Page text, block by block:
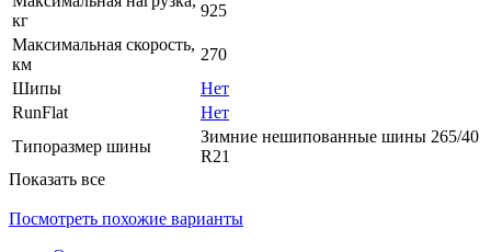
кг
925
Максимальная скорость,
км
270
Шипы
Нет
RunFlat
Нет
Типоразмер шины
Зимние нешипованные шины 265/40
R21
Показать все
Посмотреть похожие варианты